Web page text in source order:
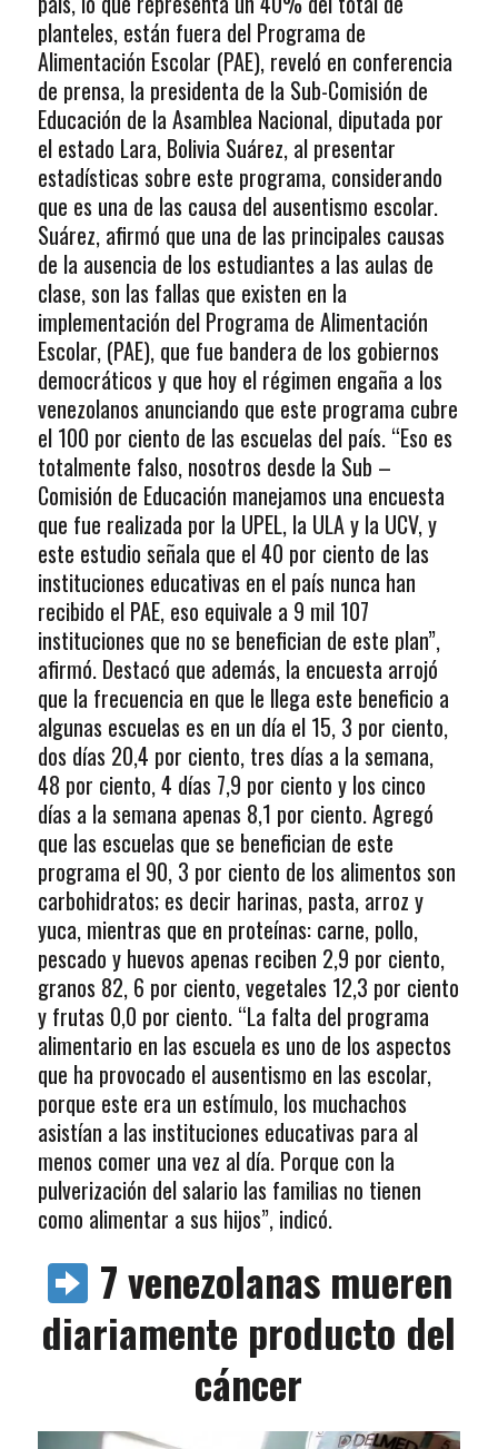
planteles, están fuera del Programa de
Alimentación Escolar (PAE), reveló en conferencia
de prensa, la presidenta de la Sub-Comisión de
Educación de la Asamblea Nacional, diputada por
el estado Lara, Bolivia Suárez, al presentar
estadísticas sobre este programa, considerando
que es una de las causa del ausentismo escolar.
Suárez, afirmó que una de las principales causas
de la ausencia de los estudiantes a las aulas de
clase, son las fallas que existen en la
implementación del Programa de Alimentación
Escolar, (PAE), que fue bandera de los gobiernos
democráticos y que hoy el régimen engaña a los
venezolanos anunciando que este programa cubre
el 100 por ciento de las escuelas del país. “Eso es
totalmente falso, nosotros desde la Sub –
Comisión de Educación manejamos una encuesta
que fue realizada por la UPEL, la ULA y la UCV, y
este estudio señala que el 40 por ciento de las
instituciones educativas en el país nunca han
recibido el PAE, eso equivale a 9 mil 107
instituciones que no se benefician de este plan”,
afirmó. Destacó que además, la encuesta arrojó
que la frecuencia en que le llega este beneficio a
algunas escuelas es en un día el 15, 3 por ciento,
dos días 20,4 por ciento, tres días a la semana,
48 por ciento, 4 días 7,9 por ciento y los cinco
días a la semana apenas 8,1 por ciento. Agregó
que las escuelas que se benefician de este
programa el 90, 3 por ciento de los alimentos son
carbohidratos; es decir harinas, pasta, arroz y
yuca, mientras que en proteínas: carne, pollo,
pescado y huevos apenas reciben 2,9 por ciento,
granos 82, 6 por ciento, vegetales 12,3 por ciento
y frutas 0,0 por ciento. “La falta del programa
alimentario en las escuela es uno de los aspectos
que ha provocado el ausentismo en las escolar,
porque este era un estímulo, los muchachos
asistían a las instituciones educativas para al
menos comer una vez al día. Porque con la
pulverización del salario las familias no tienen
como alimentar a sus hijos”, indicó.
7 venezolanas mueren
diariamente producto del
cáncer